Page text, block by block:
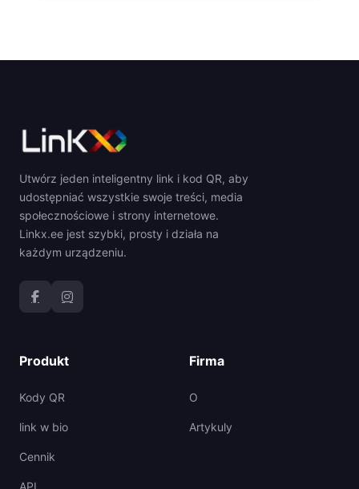
Utwórz jeden inteligentny link i kod QR, aby
udostępniać wszystkie swoje treści, media
społecznościowe i strony internetowe.
Linkx.ee jest szybki, prosty i działa na
każdym urządzeniu.
Produkt
Kody QR
link w bio
Cennik
Firma
O
Artykuly